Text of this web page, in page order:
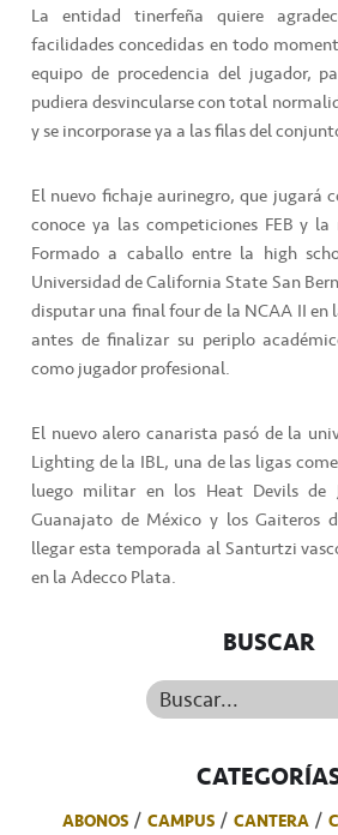
La entidad tinerfeña quiere
facilidades concedidas en todo
equipo de procedencia del jugador,
pudiera desvincularse con total
y se incorporase ya a las filas del
El nuevo fichaje aurinegro, que jugará
conoce ya las competiciones FEB y
Formado a caballo entre la high
Universidad de California State San
disputar una final four de la NCAA II
antes de finalizar su periplo
como jugador profesional.
El nuevo alero canarista pasó de la
Lighting de la IBL, una de las ligas
luego militar en los Heat Devils de
Guanajato de México y los Gaiteros
llegar esta temporada al Santurtzi
en la Adecco Plata.
BUSCAR
Buscar...
ABONOS CAMPUS CANTERA